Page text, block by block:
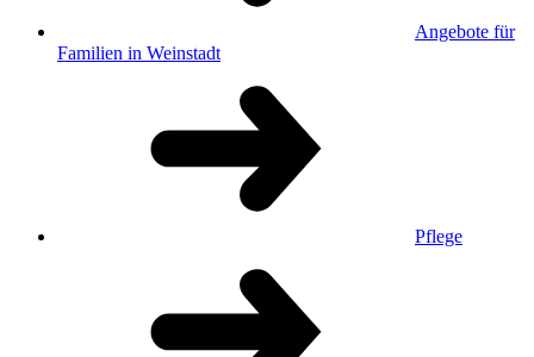
Angebote für
Familien in Weinstadt
Pflege